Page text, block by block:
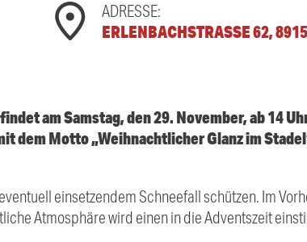
ADRESSE:
ERLENBACHSTRASSE 62,
am Samstag, den 29. November, ab 14
dem Motto „Weihnachtlicher Glanz im
einsetzendem Schneefall schützen. Im
Atmosphäre wird einen in die Adventszeit